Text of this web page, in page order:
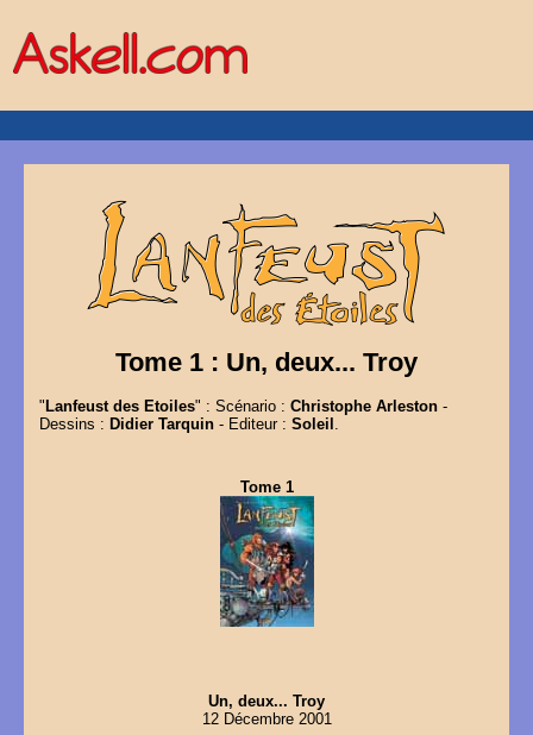
Tome 1 : Un, deux... Troy
" Lanfeust des Etoiles" : Scénario : Christophe Arleston-
Dessins : Didier Tarquin- Editeur : Soleil
Tome 1
Un, deux... Troy
12 Décembre 2001